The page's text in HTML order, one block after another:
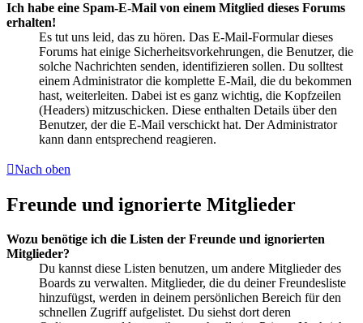
Ich habe eine Spam-E-Mail von einem Mitglied dieses Forums
erhalten!
Es tut uns leid, das zu hören. Das E-Mail-Formular dieses
Forums hat einige Sicherheitsvorkehrungen, die Benutzer, die
solche Nachrichten senden, identifizieren sollen. Du solltest
einem Administrator die komplette E-Mail, die du bekommen
hast, weiterleiten. Dabei ist es ganz wichtig, die Kopfzeilen
(Headers) mitzuschicken. Diese enthalten Details über den
Benutzer, der die E-Mail verschickt hat. Der Administrator
kann dann entsprechend reagieren.
Nach oben
Freunde und ignorierte Mitglieder
Wozu benötige ich die Listen der Freunde und ignorierten
Mitglieder?
Du kannst diese Listen benutzen, um andere Mitglieder des
Boards zu verwalten. Mitglieder, die du deiner Freundesliste
hinzufügst, werden in deinem persönlichen Bereich für den
schnellen Zugriff aufgelistet. Du siehst dort deren